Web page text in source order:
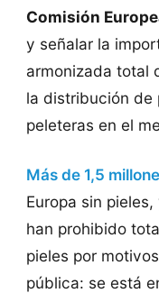
Comisión
y señalar la
armonizada total
la distribución de
peleteras en el
Más de 1,5
Europa sin
han prohibido
pieles por
pública: se está